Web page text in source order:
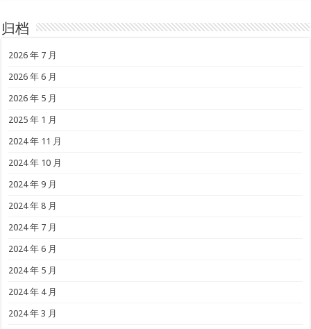
归档
2026 年 7 月
2026 年 6 月
2026 年 5 月
2025 年 1 月
2024 年 11 月
2024 年 10 月
2024 年 9 月
2024 年 8 月
2024 年 7 月
2024 年 6 月
2024 年 5 月
2024 年 4 月
2024 年 3 月